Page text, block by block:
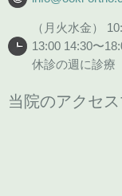
（月火水金）
13:00 14:30〜
休診の週に診療
当院のアクセ